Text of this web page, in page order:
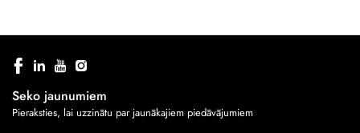
Seko jaunumiem
Pieraksties, lai uzzinātu par jaunākajiem piedāvājumiem